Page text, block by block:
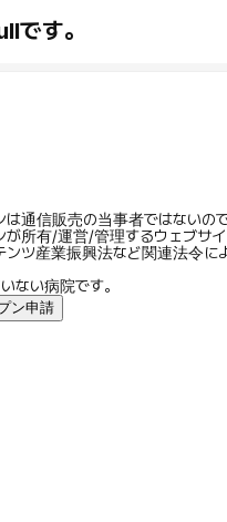
です。
通信販売の当事者ではないの
が所有/運営/管理するウェブサ
ツ産業振興法など関連法令に
ない病院です。
ン申請